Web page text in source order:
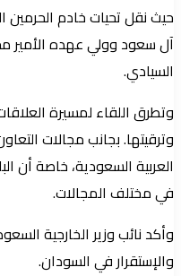
حيث نقل تحيات خادم الحرمين
آل سعود وولي عهده الأمير
السيادي.
وتطرق اللقاء لمسيرة
وترقيتها. بجانب مجالات
العربية السعودية، خاصة أن
في مختلف المجالات.
وأكد نائب وزير الخارجية
والإستقرار في السودان.